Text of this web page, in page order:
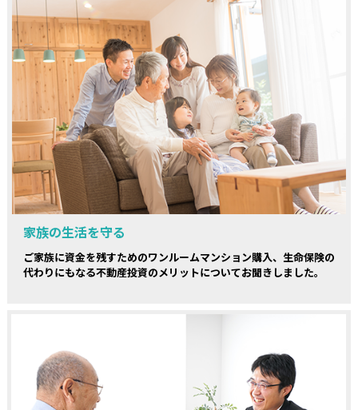
家族の生活を守る
ご家族に資金を残すためのワンルームマンション購入、生命保険の
代わりにもなる不動産投資のメリットについてお聞きしました。